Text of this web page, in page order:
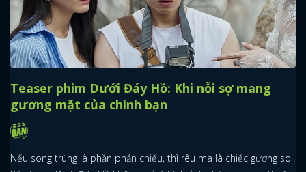
Teaser phim Dưới Đáy Hồ: Khi nỗi sợ mang
gương mặt của chính bạn
Nếu song trùng là phần phản chiếu, thì rêu ma là chiếc gương soi.